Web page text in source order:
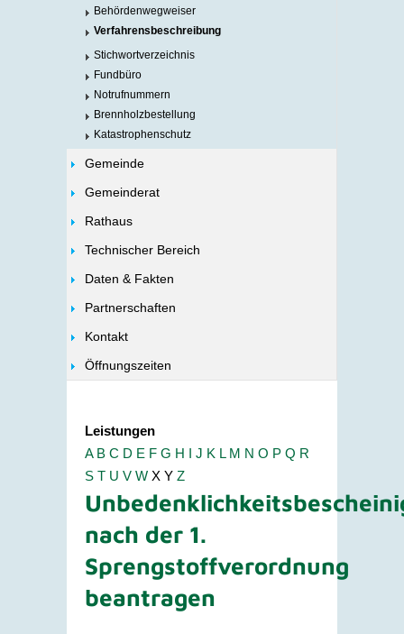
Behördenwegweiser
Verfahrensbeschreibung
Stichwortverzeichnis
Fundbüro
Notrufnummern
Brennholzbestellung
Katastrophenschutz
Gemeinde
Gemeinderat
Rathaus
Technischer Bereich
Daten & Fakten
Partnerschaften
Kontakt
Öffnungszeiten
Leistungen
A B C D E F G H I J K L M N O P Q R
S T U V W X Y Z
nach der 1.
Sprengstoffverordnung
beantragen